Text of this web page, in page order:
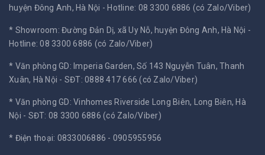
huyện Đông Anh, Hà Nội - Hotline: 08 3300 6886 (có Zalo/Viber)
* Showroom: Đường Đản Dị, xã Uy Nỗ, huyện Đông Anh, Hà Nội -
Hotline: 08 3300 6886 (có Zalo/Viber)
* Văn phòng GD: Imperia Garden, Số 143 Nguyễn Tuân, Thanh
Xuân, Hà Nội - SĐT: 0888 417 666 (có Zalo/Viber)
* Văn phòng GD: Vinhomes Riverside Long Biên, Long Biên, Hà
Nội - SĐT: 08 3300 6886 (có Zalo/Viber)
* Điện thoại: 0833006886 - 0905955956